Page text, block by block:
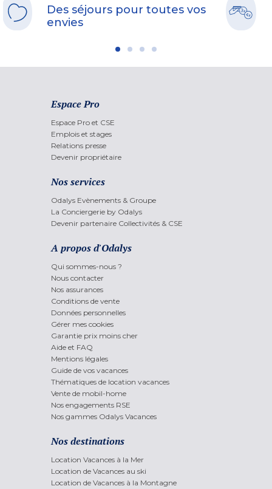
Des séjours pour toutes vos
envies
Espace Pro
Espace Pro et CSE
Emplois et stages
Relations presse
Devenir propriétaire
Nos services
Odalys Evènements & Groupe
La Conciergerie by Odalys
Devenir partenaire Collectivités & CSE
A propos d'Odalys
Qui sommes-nous ?
Nous contacter
Nos assurances
Conditions de vente
Données personnelles
Gérer mes cookies
Garantie prix moins cher
Aide et FAQ
Mentions légales
Guide de vos vacances
Thématiques de location vacances
Vente de mobil-home
Nos engagements RSE
Nos gammes Odalys Vacances
Nos destinations
Location Vacances à la Mer
Location de Vacances au ski
Location de Vacances à la Montagne